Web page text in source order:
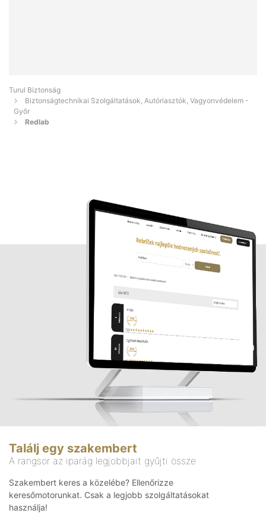
Turul Biztonság
Biztonságtechnikai Szolgáltatások, Autóriasztók, Vagyonvédelem -
Győr
Redlab
Találj egy szakembert
A rangsor az iparág legjobbjait gyűjti össze
Szakembert keres a közelébe? Ellenőrizze
keresőmotorunkat. Csak a legjobb szolgáltatásokat
használja!